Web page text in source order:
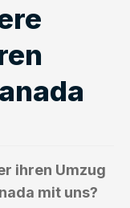
ihren Umzug
mit uns?